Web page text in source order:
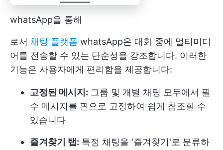
whatsApp을 통해
로서 채팅 플랫폼 whatsApp은 대화 중에 멀티미디
어를 전송할 수 있는 단순성을 강조합니다. 이러한
기능은 사용자에게 편리함을 제공합니다:
고정된 메시지: 그룹 및 개별 채팅 모두에서 필
수 메시지를 핀으로 고정하여 쉽게 참조할 수
있습니다
즐겨찾기 탭: 특정 채팅을 '즐겨찾기'로 분류하